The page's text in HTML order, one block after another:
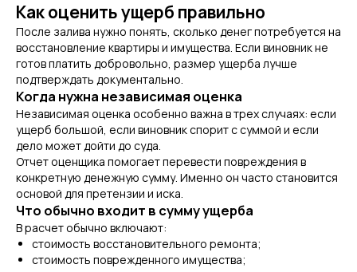
Как оценить ущерб правильно
После залива нужно понять, сколько денег потребуется на
восстановление квартиры и имущества. Если виновник не
готов платить добровольно, размер ущерба лучше
подтверждать документально.
Когда нужна независимая оценка
Независимая оценка особенно важна в трех случаях: если
ущерб большой, если виновник спорит с суммой и если
дело может дойти до суда.
Отчет оценщика помогает перевести повреждения в
конкретную денежную сумму. Именно он часто становится
основой для претензии и иска.
Что обычно входит в сумму ущерба
В расчет обычно включают:
стоимость восстановительного ремонта;
стоимость поврежденного имущества;